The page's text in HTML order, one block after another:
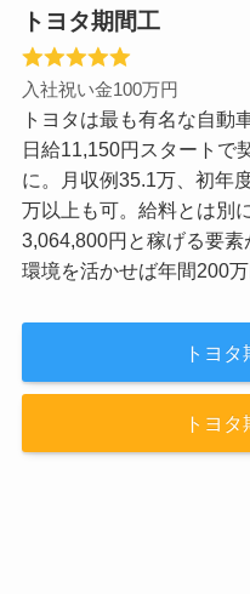
トヨタ期間工
入社祝い金100万円
トヨタは最も有名な自動
日給11,150円スタートで
に。月収例35.1万、初年
万以上も可。給料とは別
3,064,800円と稼げる要
環境を活かせば年間200万
トヨ
トヨ